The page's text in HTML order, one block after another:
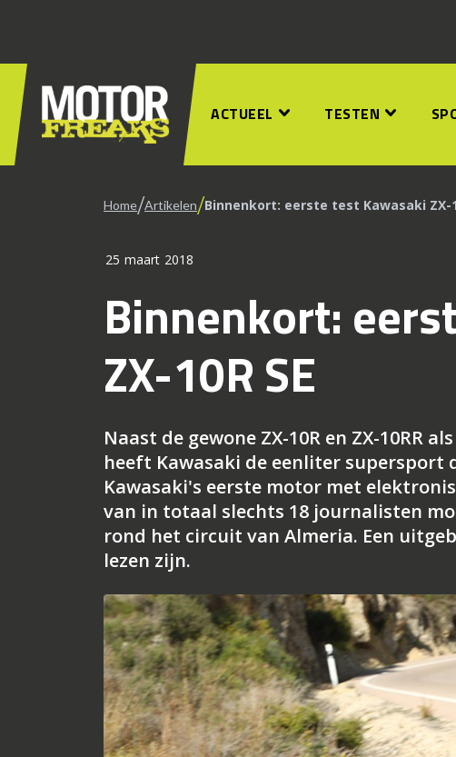
ACTUEEL TESTEN
Home/Artikelen/Binnenkort: eerste test Kawasaki ZX-
25 maart 2018
Binnenkort:
ZX-10R SE
Naast de gewone ZX-10R en ZX-10RR
heeft Kawasaki de eenliter supersport
Kawasaki's eerste motor met
van in totaal slechts 18 journalisten
rond het circuit van Almeria. Een
lezen zijn.